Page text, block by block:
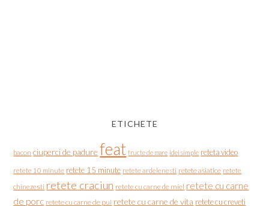
ETICHETE
bacon ciuperci de padure feat fructe de mare idei simple reteta video
retete 10 minute retete 15 minute retete ardelenesti retete asiatice retete
chinezesti retete craciun retete cu carne de miel retete cu carne
de porc retete cu carne de pui retete cu carne de vita retete cu creveti